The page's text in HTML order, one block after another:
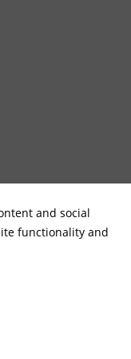
and social
functionality and
and social
functionality and